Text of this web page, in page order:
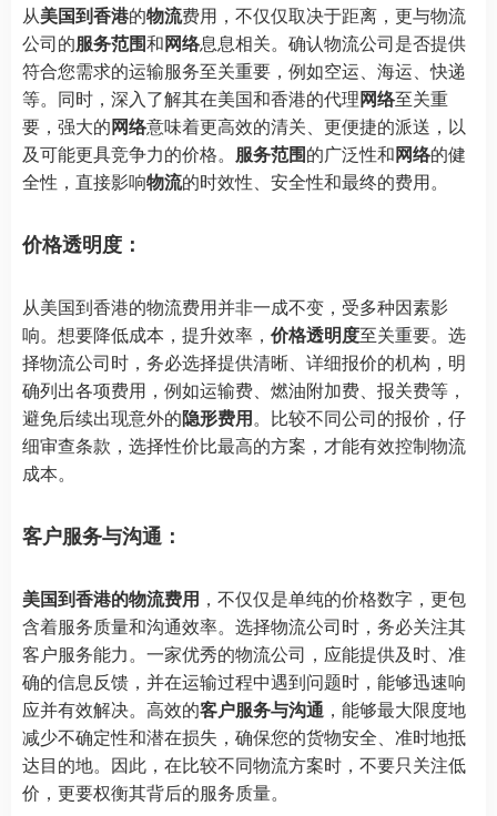
从美国到香港的物流费用，不仅仅取决于距离，更与物流
公司的服务范围和网络息息相关。确认物流公司是否提供
符合您需求的运输服务至关重要，例如空运、海运、快递
等。同时，深入了解其在美国和香港的代理网络至关重
要，强大的网络意味着更高效的清关、更便捷的派送，以
及可能更具竞争力的价格。 服务范围的广泛性和网络的健
全性，直接影响物流的时效性、安全性和最终的费用。
价格透明度：
从美国到香港的物流费用并非一成不变，受多种因素影
响。想要降低成本，提升效率， 价格透明度至关重要。选
择物流公司时，务必选择提供清晰、详细报价的机构，明
确列出各项费用，例如运输费、燃油附加费、报关费等，
避免后续出现意外的隐形费用。比较不同公司的报价，仔
细审查条款，选择性价比最高的方案，才能有效控制物流
成本。
客户服务与沟通：
美国到香港的物流费用 ，不仅仅是单纯的价格数字，更包
含着服务质量和沟通效率。选择物流公司时，务必关注其
客户服务能力。一家优秀的物流公司，应能提供及时、准
确的信息反馈，并在运输过程中遇到问题时，能够迅速响
应并有效解决。高效的客户服务与沟通 ，能够最大限度地
减少不确定性和潜在损失，确保您的货物安全、准时地抵
达目的地。因此，在比较不同物流方案时，不要只关注低
价，更要权衡其背后的服务质量。